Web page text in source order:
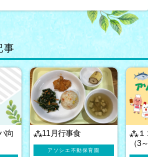
事
向
⁂11月行事食
アソシエ不動保育園
⁂１
（3